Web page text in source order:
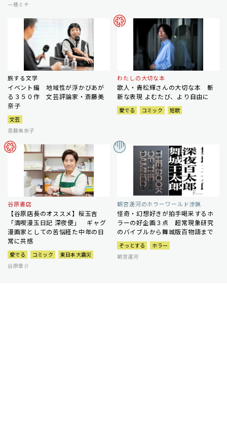
一穂ミチ
旅する文学
イベント編 地域性が浮かびあが
る３５０作 文芸評論家・斎藤美
奈子
文芸
斎藤美奈子
わたしの大切な本
歌人・青松輝さんの大切な本 斬
新な表現 よむたび、より自由に
愛でる コミック 短歌
谷原書店
【谷原店長のオススメ】桜玉吉
「満喫漫玉日記 深夜便」 ギャグ
漫画家としての苦悩経た中年の日
常に共感
愛でる コミック
東日本大震災
谷原章介
朝宮運河のホラーワールド渉猟
怪奇・幻想好きが拍手喝采するホ
ラーの好企画３点 超常現象研究
のバイブルから舞城版百物語まで
ぞっとする
ホラー
朝宮運河